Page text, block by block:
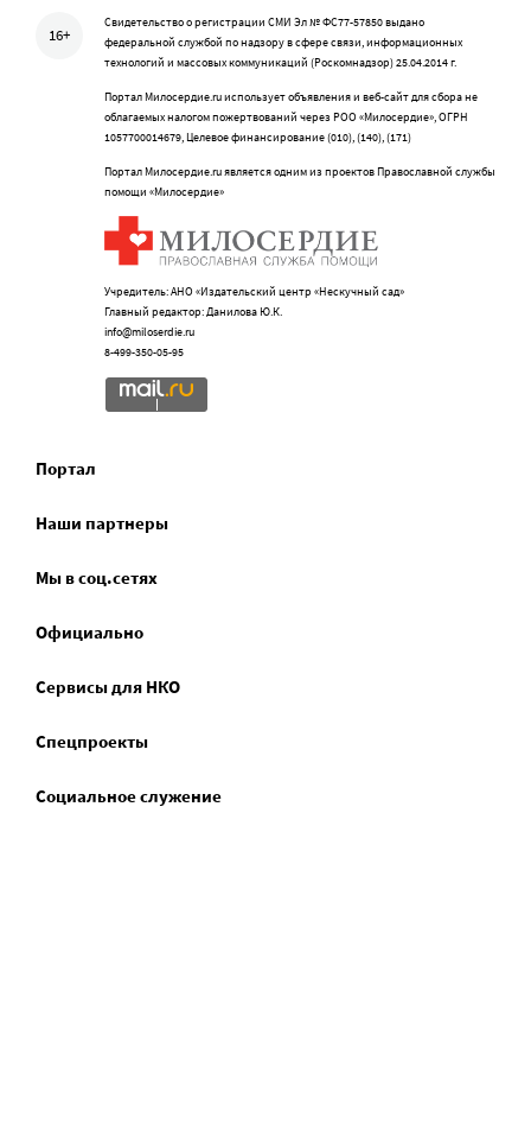
16+
Свидетельство о регистрации СМИ Эл № ФС77-57850 выдано
федеральной службой по надзору в сфере связи, информационных
технологий и массовых коммуникаций (Роскомнадзор) 25.04.2014 г.
Портал Милосердие.ru использует объявления и веб-сайт для сбора не
облагаемых налогом пожертвований через РОО «Милосердие», ОГРН
1057700014679, Целевое финансирование (010), (140), (171)
Портал Милосердие.ru является одним из проектов Православной службы
помощи «Милосердие»
Учредитель: АНО «Издательский центр «Нескучный сад»
Главный редактор: Данилова Ю.К.
info@miloserdie.ru
8-499-350-05-95
Портал
Наши партнеры
Мы в соц.сетях
Официально
Сервисы для НКО
Спецпроекты
Социальное служение